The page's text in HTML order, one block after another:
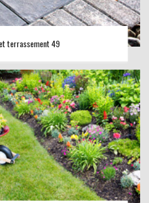
terrassement 49